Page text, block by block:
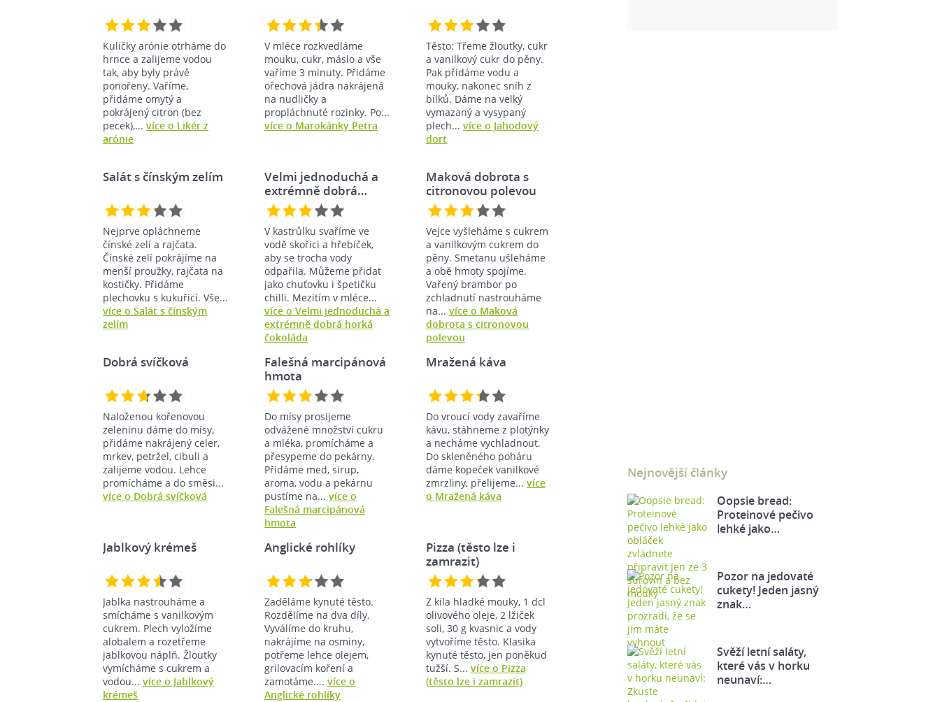
Kuličky arónie otrháme do
hrnce a zalijeme vodou
tak, aby byly právě
ponořeny. Vaříme,
přidáme omytý a
pokrájený citron (bez
pecek),... více o Likér z
arónie
V mléce rozkvedláme
mouku, cukr, máslo a vše
vaříme 3 minuty. Přidáme
ořechová jádra nakrájená
na nudličky a
propláchnuté rozinky. Po...
více o Marokánky Petra
Těsto: Třeme žloutky, cukr
a vanilkový cukr do pěny.
Pak přidáme vodu a
mouky, nakonec sníh z
bílků. Dáme na velký
vymazaný a vysypaný
plech... více o Jahodový
dort
Salát s čínským zelím
Nejprve opláchneme
čínské zelí a rajčata.
Čínské zelí pokrájíme na
menší proužky, rajčata na
kostičky. Přidáme
plechovku s kukuřicí. Vše...
více o Salát s čínským
zelím
Velmi jednoduchá a
extrémně dobrá…
V kastrůlku svaříme ve
vodě skořici a hřebíček,
aby se trocha vody
odpařila. Můžeme přidat
jako chuťovku i špetičku
chilli. Mezitím v mléce...
více o Velmi jednoduchá a
extrémně dobrá horká
čokoláda
Maková dobrota s
citronovou polevou
Vejce vyšleháme s cukrem
a vanilkovým cukrem do
pěny. Smetanu ušleháme
a obě hmoty spojíme.
Vařený brambor po
zchladnutí nastrouháme
na... více o Maková
dobrota s citronovou
polevou
Dobrá svíčková
Naloženou kořenovou
zeleninu dáme do mísy,
přidáme nakrájený celer,
mrkev, petržel, cibuli a
zalijeme vodou. Lehce
promícháme a do směsi...
více o Dobrá svíčková
Falešná marcipánová
hmota
Do mísy prosijeme
odvážené množství cukru
a mléka, promícháme a
přesypeme do pekárny.
Přidáme med, sirup,
aroma, vodu a pekárnu
pustíme na... více o
Falešná marcipánová
hmota
Mražená káva
Do vroucí vody zavaříme
kávu, stáhneme z plotýnky
a necháme vychladnout.
Do skleněného poháru
dáme kopeček vanilkové
zmrzliny, přelijeme... více
o Mražená káva
Jablkový krémeš
Jablka nastrouháme a
smícháme s vanilkovým
cukrem. Plech vyložíme
alobalem a rozetřeme
jablkovou náplň. Žloutky
vymícháme s cukrem a
vodou... více o Jablkový
krémeš
Anglické rohlíky
Zaděláme kynuté těsto.
Rozdělíme na dva díly.
Vyválíme do kruhu,
nakrájíme na osminy,
potřeme lehce olejem,
grilovacím koření a
zamotáme.... více o
Anglické rohlíky
Pizza (těsto lze i
zamrazit)
Z kila hladké mouky, 1 dcl
olivového oleje, 2 lžiček
soli, 30 g kvasnic a vody
vytvoříme těsto. Klasika
kynuté těsto, jen poněkud
tužší. S... více o Pizza
(těsto lze i zamrazit)
Nejnovější články
Oopsie bread:
Proteinové pečivo
lehké jako…
Pozor na jedovaté
cukety! Jeden jasný
znak…
Svěží letní saláty,
které vás v horku
neunaví:…